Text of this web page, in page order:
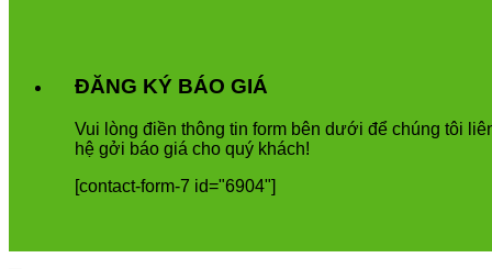
ĐĂNG KÝ BÁO GIÁ
Vui òng điền thông tin form bên dưới để chúng tôi liê
hệ gởi báo giá cho quý khách!
[contact-form-7 id="6904"]